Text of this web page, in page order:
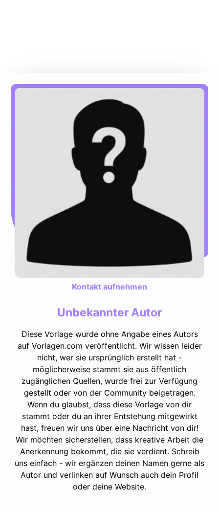
Kontakt aufnehmen
Unbekannter Autor
Diese Vorlage wurde ohne Angabe eines Autors
auf Vorlagen.com veröffentlicht. Wir wissen leider
nicht, wer sie ursprünglich erstellt hat -
möglicherweise stammt sie aus öffentlich
zugänglichen Quellen, wurde frei zur Verfügung
gestellt oder von der Community beigetragen.
Wenn du glaubst, dass diese Vorlage von dir
stammt oder du an ihrer Entstehung mitgewirkt
hast, freuen wir uns über eine Nachricht von dir!
Wir möchten sicherstellen, dass kreative Arbeit die
Anerkennung bekommt, die sie verdient. Schreib
uns einfach - wir ergänzen deinen Namen gerne als
Autor und verlinken auf Wunsch auch dein Profil
oder deine Website.